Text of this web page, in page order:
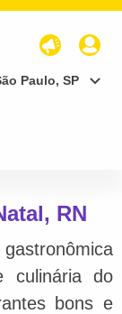
Paulo, SP
RN
culinária do
bons e